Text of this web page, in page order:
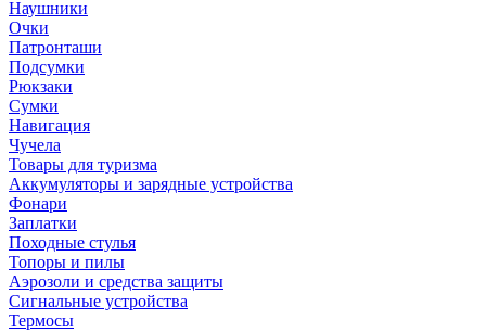
Наушники
Очки
Патронташи
Подсумки
Рюкзаки
Сумки
Навигация
Чучела
Товары для туризма
Аккумуляторы и зарядные устройства
Фонари
Заплатки
Походные стулья
Топоры и пилы
Аэрозоли и средства защиты
Сигнальные устройства
Термосы